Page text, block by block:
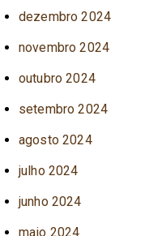
dezembro 2024
novembro 2024
outubro 2024
setembro 2024
agosto 2024
julho 2024
junho 2024
maio 2024